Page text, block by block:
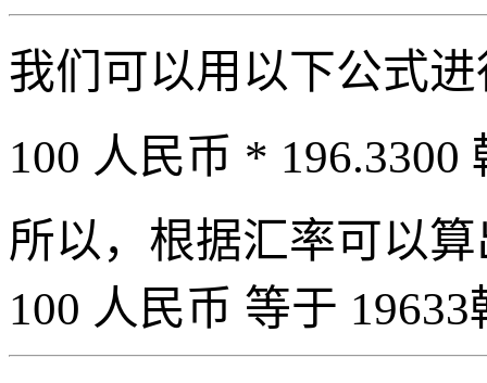
我们可以用以下公式
100 人民币 * 196.3300
所以，根据汇率可以
100 人民币 等于